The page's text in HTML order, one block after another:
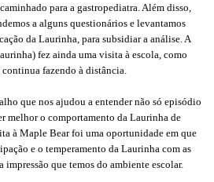
para a gastropediatra. Além disso,
a alguns questionários e levantamos
da Laurinha, para subsidiar a análise. A
fez ainda uma visita à escola, como
fazendo à distância.
que nos ajudou a entender não só episódio
melhor o comportamento da Laurinha de
à Maple Bear foi uma oportunidade em que
e o temperamento da Laurinha com as
que temos do ambiente escolar.